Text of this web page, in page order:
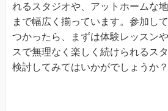
れるスタジオや、アットホームな
まで幅広く揃っています。参加し
つかったら、まずは体験レッスン
スで無理なく楽しく続けられるス
検討してみてはいかがでしょうか？